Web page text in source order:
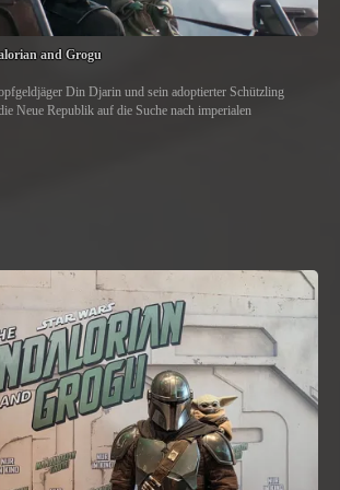
and Grogu
Din Djarin und sein adoptierter Schützling
Neue Republik auf die Suche nach imperialen